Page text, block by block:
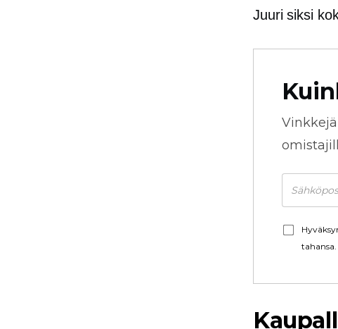
Juuri siksi
Vinkkejä
tahansa.